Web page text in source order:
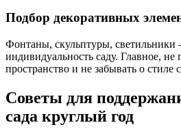
Подбор декоративных
Фонтаны, скульптуры, светильники
индивидуальность саду. Главное, не
пространство и не забывать о стиле
Советы для
сада круглый год